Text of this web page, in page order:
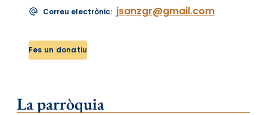
Correu electrònic: jsanzgr@gmail.com
Fes un donatiu
La parròquia